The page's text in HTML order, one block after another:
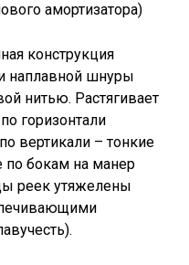
амортизатора)
конструкция
наплавной шнуры
нитью. Растягивает
горизонтали
вертикали – тонкие
по бокам на манер
реек утяжелены